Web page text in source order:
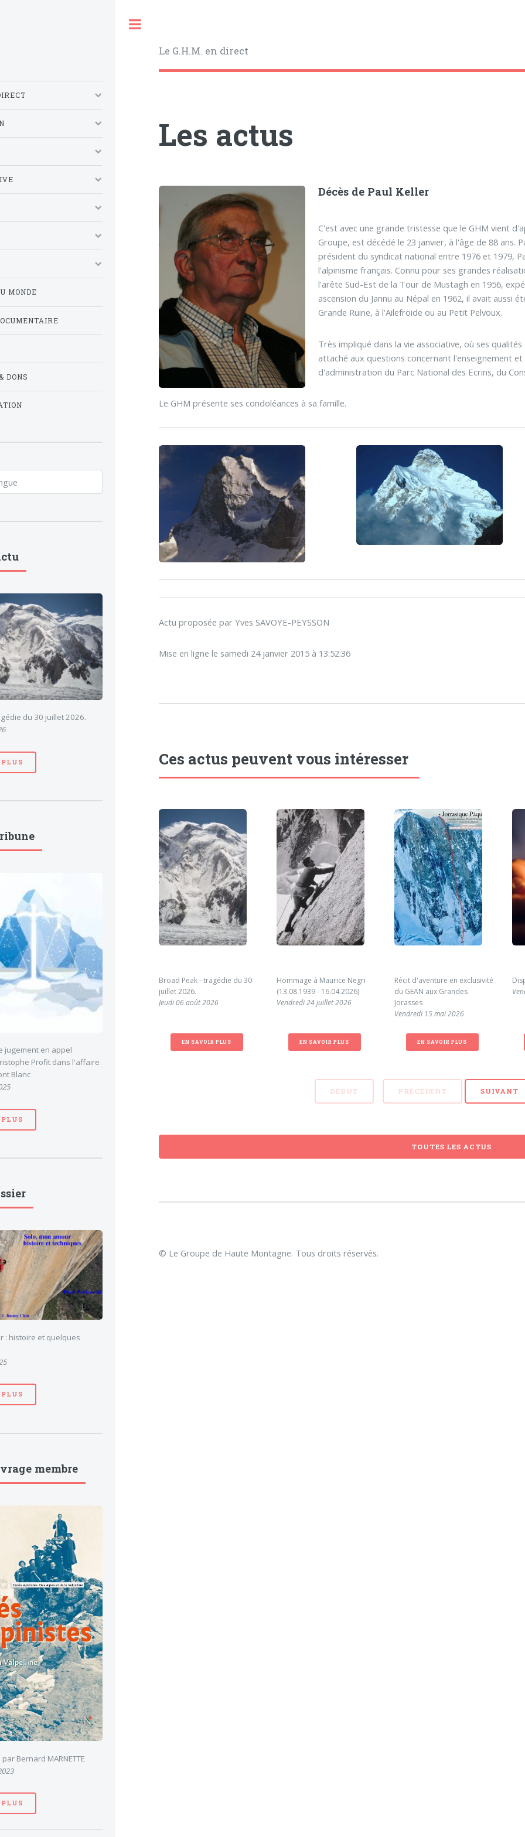
Le G.H.M. en direct
Les actus
Décès de Paul Keller
C'est avec une grande tristesse que le GHM vient
Groupe, est décédé le 23 janvier, à l'âge de 88
président du syndicat national entre 1976 et 1979,
l'alpinisme français. Connu pour ses grandes
l'arête Sud-Est de la Tour de Mustagh en 1956,
ascension du Jannu au Népal en 1962, il avait aussi
Grande Ruine, à l'Ailefroide ou au Petit Pelvoux.
Très impliqué dans la vie associative, où ses
attaché aux questions concernant l'enseignement
d'administration du Parc National des Ecrins, du
Le GHM présente ses condoléances à sa famille.
Actu proposée par Yves SAVOYE-PEYSSON
Mise en ligne le samedi 24 janvier 2015 à 13:52:36
Ces actus peuvent vous intéresser
Broad Peak - tragédie du 30
juillet 2026.
Jeudi 06 août 2026
EN SAVOIR PLUS
Hommage à Maurice Negri
(13.08.1939 - 16.04.2026)
Vendredi 24 juillet 2026
EN SAVOIR PLUS
Récit d'aventure en exclusivité
du GEAN aux Grandes
Jorasses
Vendredi 15 mai 2026
EN SAVOIR PLUS
DÉBUT PRÉCÉDENT SUIVANT
TOUTES LES ACTUS
© Le Groupe de Haute Montagne. Tous droits réservés.
MONDE
DONS
du 30 juillet 2026.
PLUS
jugement en appel
Profit dans l'affaire
Blanc
PLUS
: histoire et quelques
PLUS
membre
Bernard MARNETTE
PLUS